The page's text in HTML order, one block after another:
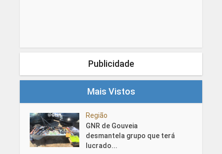
Publicidade
Mais Vistos
Região
GNR de Gouveia
desmantela grupo que terá
lucrado...